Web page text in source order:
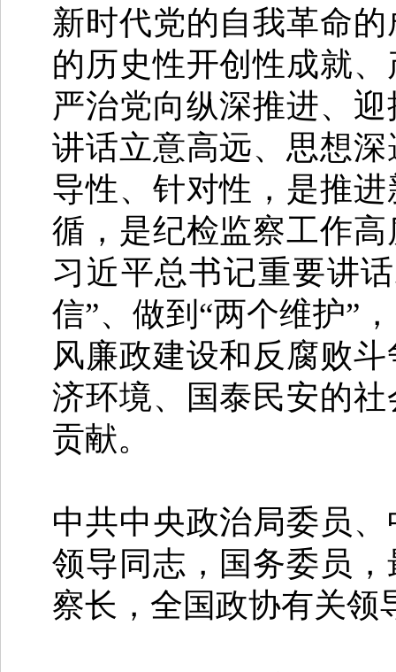
新时代党的自我革命
的历史性开创性成就
严治党向纵深推进、
讲话立意高远、思想
导性、针对性，是推
循，是纪检监察工作
习近平总书记重要讲
信”、做到“两个维护”
风廉政建设和反腐败
济环境、国泰民安的
贡献。
中共中央政治局委员
领导同志，国务委员
察长，全国政协有关领